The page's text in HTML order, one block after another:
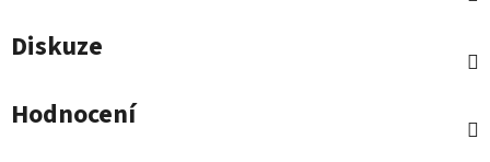
Diskuze
Hodnocení